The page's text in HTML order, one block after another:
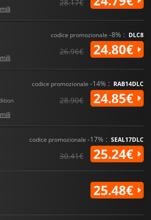
ci siano due carriere o partite uguali.
28.17€
codice promozionale -8% : DLC8
26.96€ 24.80€
codice promozionale -14% : RAB14DLC
28.90€ 24.85€
codice promozionale -17% : SEAL17DLC
30.41€ 25.24€
25.48€